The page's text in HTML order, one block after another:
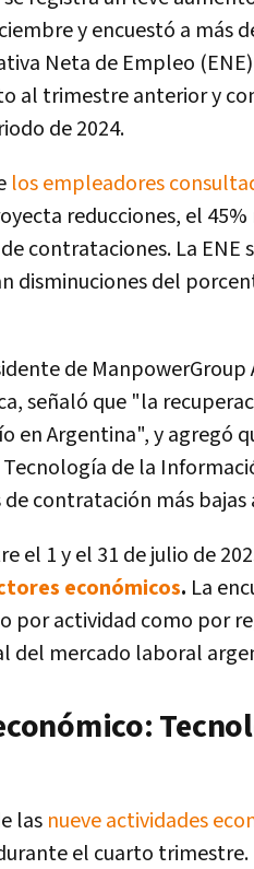
y encuestó a más
Neta de Empleo
al trimestre anterior y
de 2024.
los empleadores
reducciones, el
contrataciones. La ENE
disminuciones del
de
señaló que "la
en Argentina", y agregó
de la
contratación más bajas
el 1 y el 31 de julio de
económicos. La
por actividad como por
del mercado laboral
las nueve actividades
el cuarto trimestre.